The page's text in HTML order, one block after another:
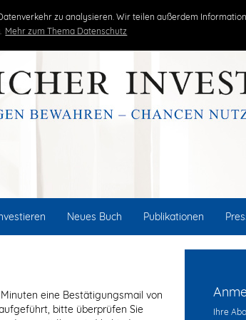
zu analysieren. Wir teilen außerdem
Mehr zum Thema Datenschutz
kritisch unabhängig erfolgreich
Neues Buch Publikationen
eine Bestätigungsmail von
bitte überprüfen Sie
Ihre